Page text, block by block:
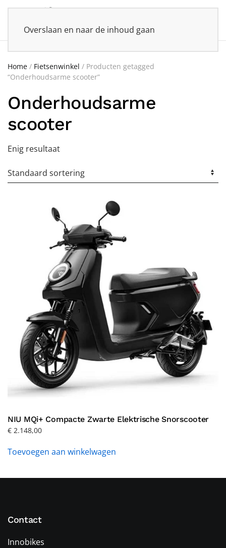
Overslaan en naar de inhoud gaan
Home / Fietsenwinkel / Producten getagged
“Onderhoudsarme scooter”
Onderhoudsarme
scooter
Enig resultaat
NIU MQi+ Compacte Zwarte Elektrische Snorscooter
€ 2.148,00
Toevoegen aan winkelwagen
Contact
Innobikes